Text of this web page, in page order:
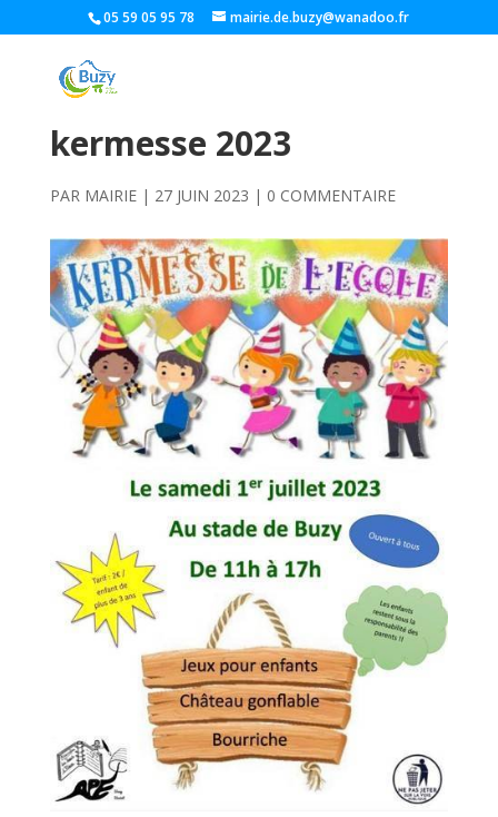
05 59 05 95 78 mairie.de.buzy@wanadoo.fr
kermesse 2023
PAR MAIRIE| 27 JUIN 2023 | 0 COMMENTAIRE